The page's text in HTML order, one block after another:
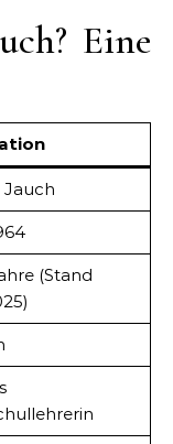
Eine
Jauch
(Stand